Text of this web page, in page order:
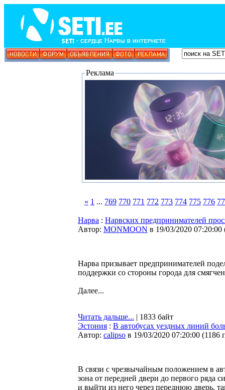
Реклама
« 1 ... 769 770 771 772 773 774 775 776
Нарва : Нарвских предпринимателей
Автор: MONMOON в 19/03/2020 07:20:00
Нарва призывает предпринимателей
поддержки со стороны города для
Далее...
Читать дальше... | 1833 байт
Эстония : В автобусах уездных линий
Автор: calipso в 19/03/2020 07:20:00 (1186
В связи с чрезвычайным положением в
зона от передней двери до первого ряда
и выйти из него через переднюю дверь,